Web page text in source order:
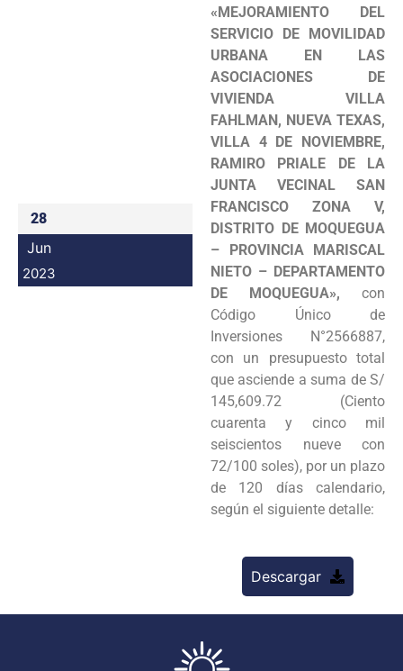
Intranet
28
Jun
2023
«MEJORAMIENTO DEL
SERVICIO DE MOVILIDAD
URBANA EN LAS
ASOCIACIONES DE
VIVIENDA VILLA
FAHLMAN, NUEVA TEXAS,
VILLA 4 DE NOVIEMBRE,
RAMIRO PRIALE DE LA
JUNTA VECINAL SAN
FRANCISCO ZONA V,
DISTRITO DE MOQUEGUA
– PROVINCIA MARISCAL
NIETO – DEPARTAMENTO
DE MOQUEGUA», con
Código Único de
Inversiones N°2566887,
con un presupuesto total
que asciende a suma de S/
145,609.72 (Ciento
cuarenta y cinco mil
seiscientos nueve con
72/100 soles), por un plazo
de 120 días calendario,
según el siguiente detalle:
Descargar